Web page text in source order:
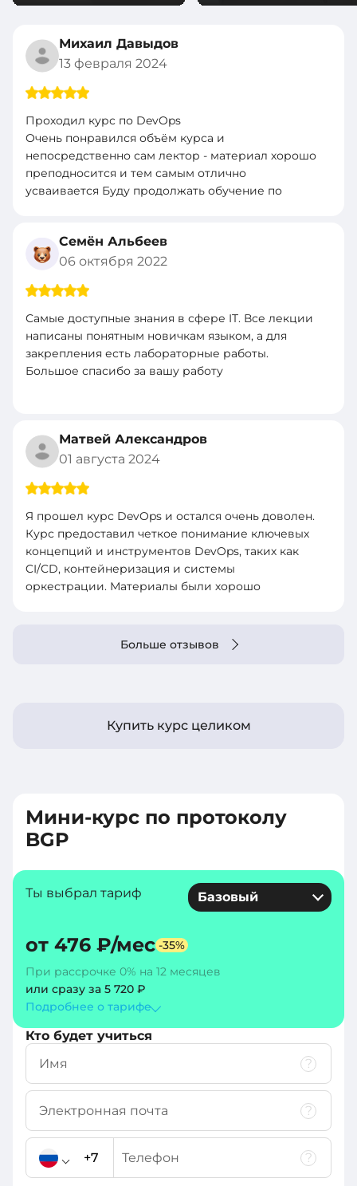
Михаил Давыдов
13 февраля 2024
Проходил курс по DevOps
Очень понравился объём курса и
непосредственно сам лектор - материал хорошо
преподносится и тем самым отлично
усваивается Буду продолжать обучение по
Семён Альбеев
06 октября 2022
Самые доступные знания в сфере IT. Все лекции
написаны понятным новичкам языком, а для
закрепления есть лабораторные работы.
Большое спасибо за вашу работу
Матвей Александров
01 августа 2024
Я прошел курс DevOps и остался очень доволен.
Курс предоставил четкое понимание ключевых
концепций и инструментов DevOps, таких как
CI/CD, контейнеризация и системы
оркестрации. Материалы были хорошо
помогли закрепить теорию. Рекомендую этот
Больше отзывов
Купить курс целиком
Мини-курс по протоколу
BGP
Ты выбрал тариф Базовый
от 476 ₽/мес -35%
При рассрочке 0% на 12 месяцев
или сразу за 5 720 ₽
Подробнее о тарифe
Кто будет учиться